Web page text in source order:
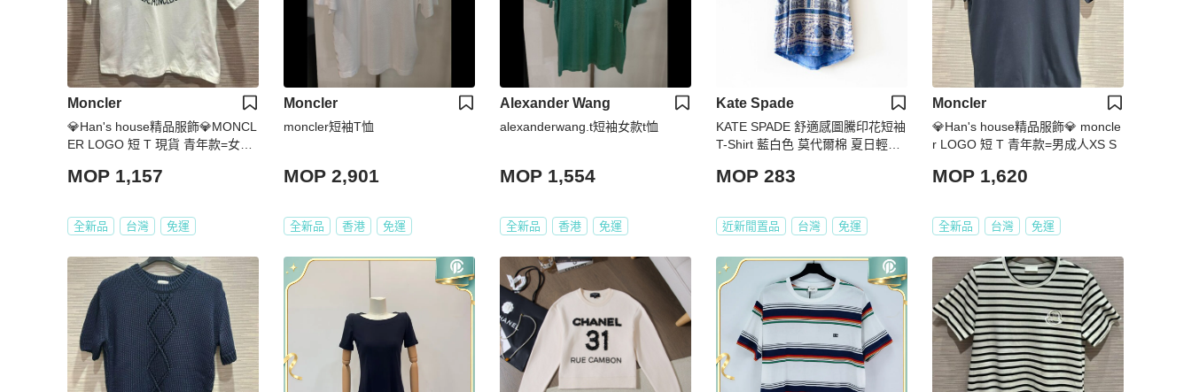
Moncler
💎Han's house精品服飾💎MONCL
ER LOGO 短 T 現貨 青年款=女成
MOP 1,157
全新品 台灣 免運
Moncler
moncler短袖T恤
MOP 2,901
全新品 香港 免運
Alexander Wang
alexanderwang.t短袖女款t恤
MOP 1,554
全新品 香港 免運
Kate Spade
KATE SPADE 舒適感圖騰印花短袖
T-Shirt 藍白色 莫代爾棉 夏日輕薄
手衣
MOP 283
近新閒置品 台灣 免運
Moncler
💎Han's house精品服飾💎 moncle
r LOGO 短 T 青年款=男成人XS S
MOP 1,620
全新品 台灣 免運